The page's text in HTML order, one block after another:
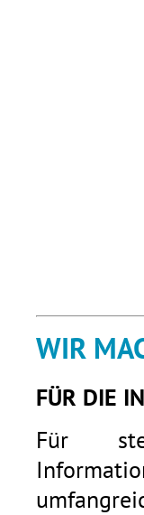
WIR
FÜR DIE
Für